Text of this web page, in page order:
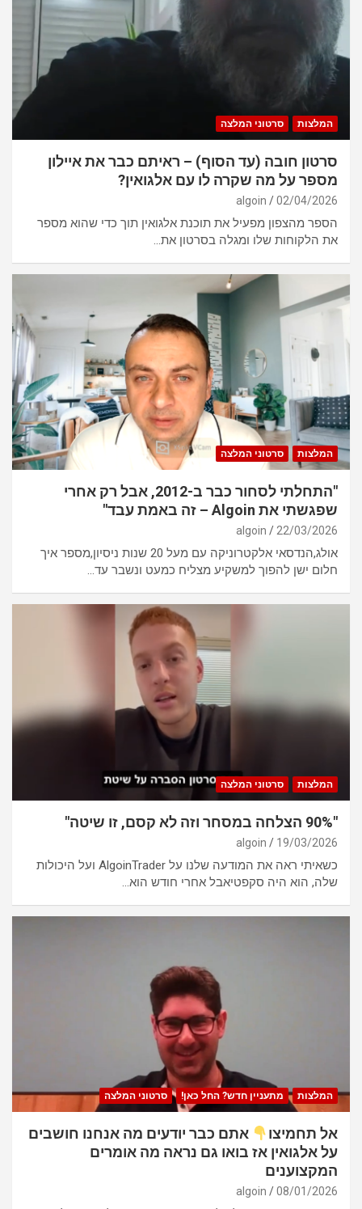
המלצות סרטוני המלצה
סרטון חובה (עד הסוף) – ראיתם כבר את איילון
מספר על מה שקרה לו עם אלגואין?
02/04/2026
algoin
הספר מהצפון מפעיל את תוכנת אלגואין תוך כדי שהוא מספר
את הלקוחות שלו ומגלה בסרטון את…
המלצות סרטוני המלצה
"התחלתי לסחור כבר ב-2012, אבל רק אחרי
שפגשתי את Algoin – זה באמת עבד"
22/03/2026
algoin
אולג,הנדסאי אלקטרוניקה עם מעל 20 שנות ניסיון,מספר איך
חלום ישן להפוך למשקיע מצליח כמעט ונשבר עד…
המלצות סרטוני המלצה
"90% הצלחה במסחר וזה לא קסם, זו שיטה"
19/03/2026
algoin
כשאיתי ראה את המודעה שלנו על AlgoinTrader ועל היכולות
שלה, הוא היה סקפטיאבל אחרי חודש הוא…
המלצות מתעניין חדש? החל כאן! סרטוני המלצה
אל תחמיצו
אתם כבר יודעים מה אנחנו חושבים
על אלגואין אז בואו גם נראה מה אומרים
המקצוענים
08/01/2026
algoin